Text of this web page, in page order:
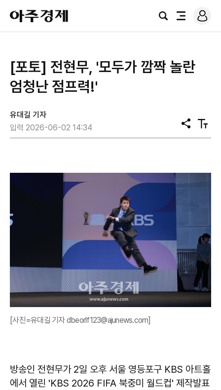
아
주
경
검
전
로
그
[포토] 전현무, '모두가 깜짝 놀란
엄청난 점프력!'
유대길 기자
입력 2026-06-02 14:34
공
유
텍
스
[사진=유대길 기자 dbeorlf123@ajunews.com]
방송인 전현무가 2일 오후 서울 영등포구 KBS 아트홀
에서 열린 'KBS 2026 FIFA 북중미 월드컵' 제작발표